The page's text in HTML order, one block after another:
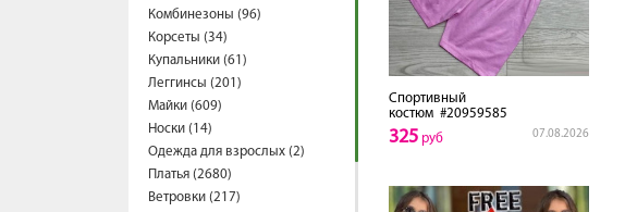
Комбинезоны (96)
Корсеты (34)
Купальники (61)
Леггинсы (201)
Майки (609)
Носки (14)
Одежда для взрослых (2)
Платья (2680)
Ветровки (217)
Спортивный
костюм #20959585
07.08.2026
325 руб